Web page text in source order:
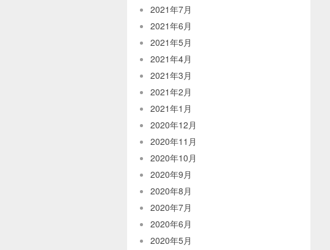
2021年7月
2021年6月
2021年5月
2021年4月
2021年3月
2021年2月
2021年1月
2020年12月
2020年11月
2020年10月
2020年9月
2020年8月
2020年7月
2020年6月
2020年5月